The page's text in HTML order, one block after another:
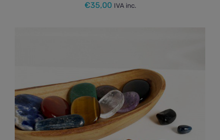
€35,00 IVA inc.